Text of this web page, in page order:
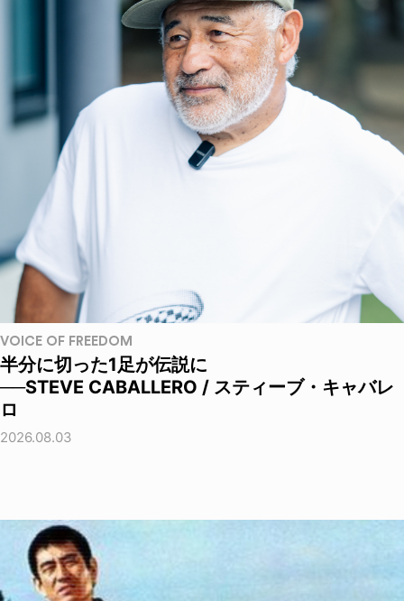
VOICE OF FREEDOM
半分に切った1足が伝説に
──STEVE CABALLERO / スティーブ・キャバレ
ロ
2026.08.03